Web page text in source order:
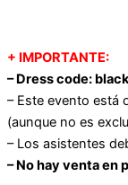
+ IMPORTANTE:
– Dress code:
– Este evento está
(aunque no es
– Los asistentes
– No hay venta en